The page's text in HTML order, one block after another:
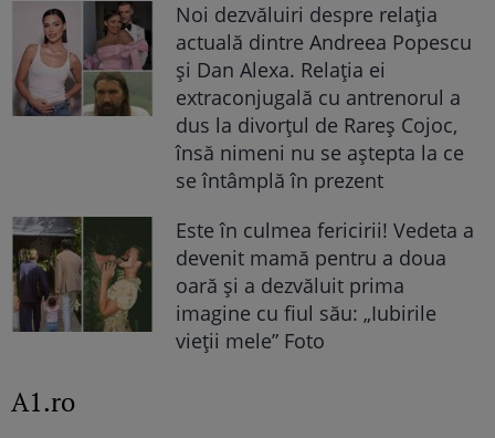
Noi dezvăluiri despre relația
actuală dintre Andreea Popescu
și Dan Alexa. Relația ei
extraconjugală cu antrenorul a
dus la divorțul de Rareș Cojoc,
însă nimeni nu se aștepta la ce
se întâmplă în prezent
Este în culmea fericirii! Vedeta a
devenit mamă pentru a doua
oară și a dezvăluit prima
imagine cu fiul său: „Iubirile
vieții mele” Foto
A1.ro